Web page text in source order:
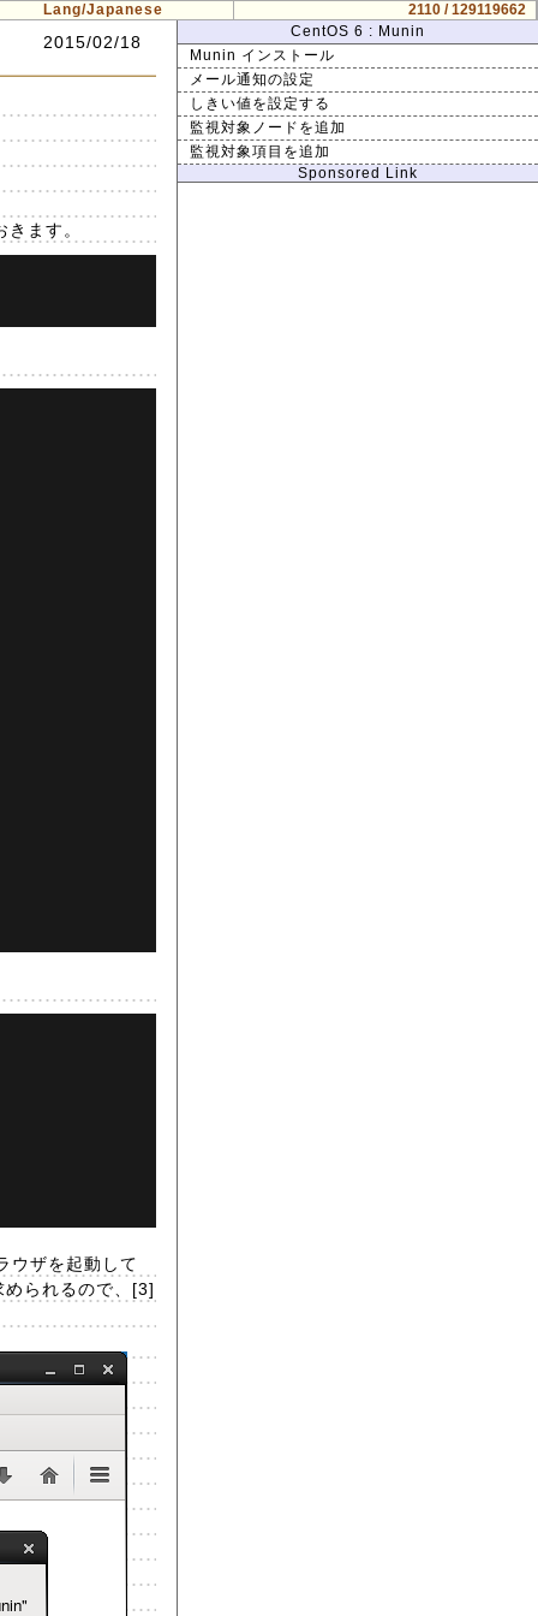
Lang/Japanese 2110 / 129119662
2015/02/18
ます。
ウザを起動して
られるので、[3]
CentOS 6 : Munin
Munin インストール
メール通知の設定
しきい値を設定する
監視対象ノードを追加
監視対象項目を追加
Sponsored Link